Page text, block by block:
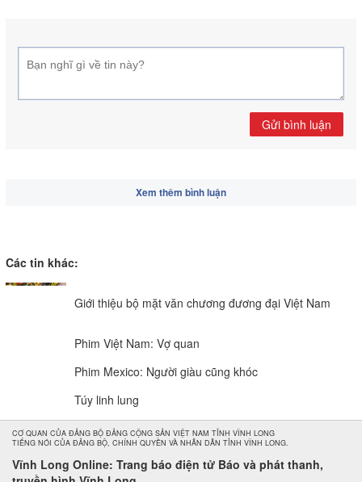
Gửi bình luận
Xem thêm bình luận
Các tin khác:
Giới thiệu bộ mặt văn chương đương đại Việt Nam
Phim Việt Nam: Vợ quan
Phim Mexico: Người giàu cũng khóc
Túy linh lung
CƠ QUAN CỦA ĐẢNG BỘ ĐẢNG CỘNG SẢN VIỆT NAM TỈNH VĨNH LONG
TIẾNG NÓI CỦA ĐẢNG BỘ, CHÍNH QUYỀN VÀ NHÂN DÂN TỈNH VĨNH LONG.
Vĩnh Long Online: Trang báo điện tử Báo và phát thanh,